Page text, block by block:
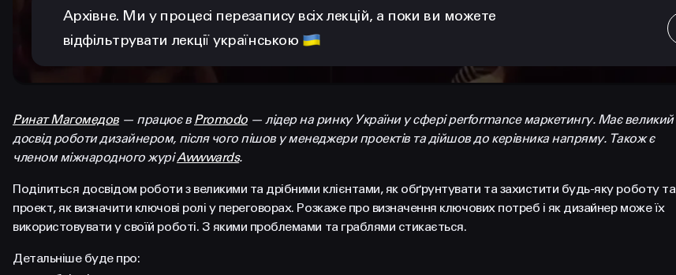
Архівне. Ми у процесі перезапису всіх лекцій, а поки ви можете
відфільтрувати лекції українською
Ринат Магомедов— працює вPromodo— лідер на ринку України у сфері performance маркетингу. Має великий
досвід роботи дизайнером, після чого пішов у менеджери проектів та дійшов до керівника напряму. Також є
членом міжнародного журіAwwwards.
Поділиться досвідом роботи з великими та дрібними клієнтами, як обґрунтувати та захистити будь-яку роботу та
проект, як визначити ключові ролі у переговорах. Розкаже про визначення ключових потреб і як дизайнер може їх
використовувати у своїй роботі. З якими проблемами та граблями стикається.
Детальніше буде про: